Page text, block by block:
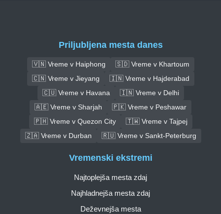
Priljubljena mesta danes
🇻🇳 Vreme v Haiphong
🇸🇩 Vreme v Khartoum
🇨🇳 Vreme v Jieyang
🇮🇳 Vreme v Hajderabad
🇨🇺 Vreme v Havana
🇮🇳 Vreme v Delhi
🇦🇪 Vreme v Sharjah
🇵🇰 Vreme v Peshawar
🇵🇭 Vreme v Quezon City
🇹🇼 Vreme v Tajpej
🇿🇦 Vreme v Durban
🇷🇺 Vreme v Sankt-Peterburg
Vremenski ekstremi
Najtoplejša mesta zdaj
Najhladnejša mesta zdaj
Deževnejša mesta